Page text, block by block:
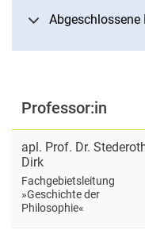
Fachdidaktik der
Abgeschlossene
Professor:in
apl. Prof. Dr.
Dirk
Fachgebietsleitung
»Geschichte der
Philosophie«